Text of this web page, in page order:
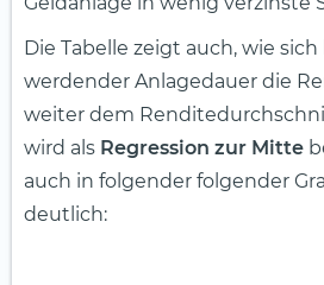
Die Tabelle zeigt auch, wie
werdender Anlagedauer die
weiter dem
wird als Regression zur Mitte
auch in folgender folgender
deutlich: